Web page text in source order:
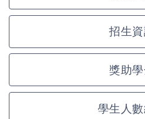
招生
獎助
學生人